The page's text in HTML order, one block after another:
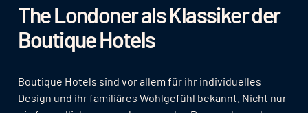
The Londoner als Klassiker der
Boutique Hotels
Boutique Hotels sind vor allem für ihr individuelles
Design und ihr familiäres Wohlgefühl bekannt. Nicht nur